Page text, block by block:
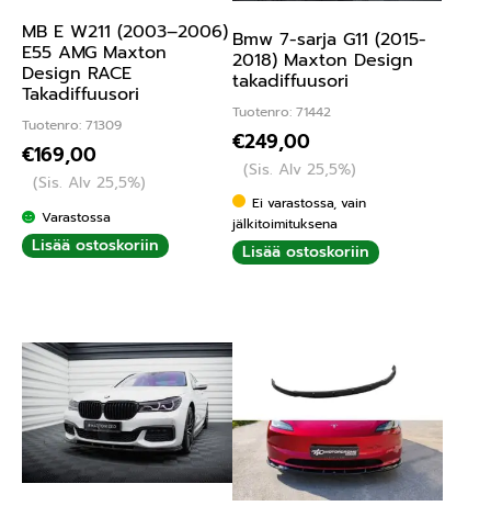
MB E W211 (2003–2006)
E55 AMG Maxton
Design RACE
Takadiffuusori
Tuotenro: 71309
€169,00
(Sis. Alv 25,5%)
Varastossa
Lisää ostoskoriin
Bmw 7-sarja G11 (2015-
2018) Maxton Design
takadiffuusori
Tuotenro: 71442
€249,00
(Sis. Alv 25,5%)
Ei varastossa, vain
jälkitoimituksena
Lisää ostoskoriin